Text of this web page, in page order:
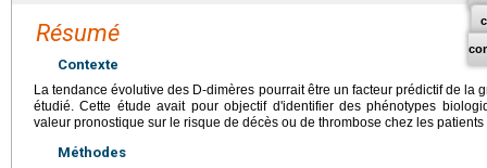
Résumé
Contexte
La tendance évolutive des D-dimères pourrait être un facteur prédictif de la
étudié. Cette étude avait pour objectif d'identifier des phénotypes
valeur pronostique sur le risque de décès ou de thrombose chez les
Méthodes